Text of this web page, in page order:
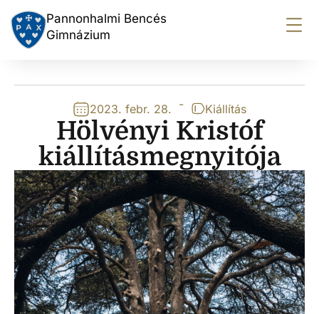
Pannonhalmi Bencés
Gimnázium
2023. febr. 28. - Kiállítás
Hölvényi Kristóf
kiállításmegnyitója